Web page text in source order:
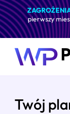
pierwszy
Twój